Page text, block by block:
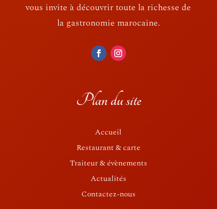
vous invite à découvrir toute la richesse de
la gastronomie marocaine.
Plan du site
Accueil
Restaurant & carte
Traiteur & évènements
Actualités
Contactez-nous